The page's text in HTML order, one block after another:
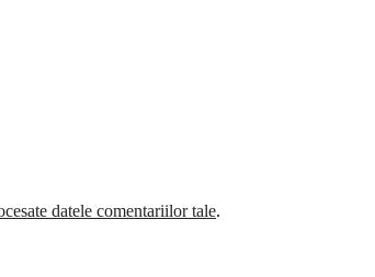
datele comentariilor tale.